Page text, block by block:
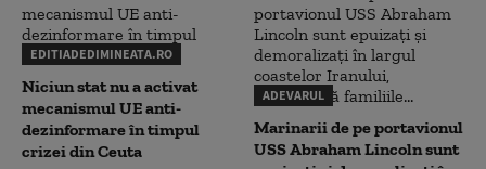
EDITIADEDIMINEATA.RO
Niciun stat nu a activat
mecanismul UE anti-
dezinformare în timpul
crizei din Ceuta
ADEVARUL
Marinarii de pe portavionul
USS Abraham Lincoln sunt